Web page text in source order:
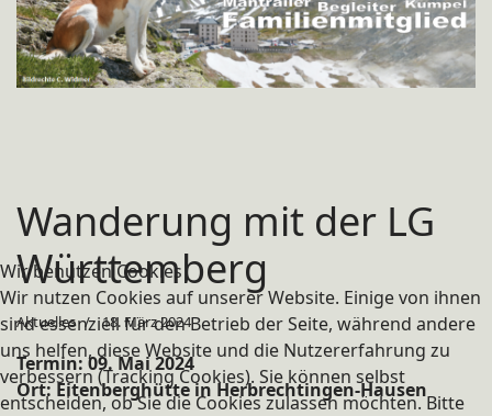
Wanderung mit der LG
Württemberg
Aktuelles 18. März 2024
Termin: 09. Mai 2024
Ort: Eitenberghütte in Herbrechtingen-Hausen
Wir benutzen Cookies
Wir nutzen Cookies auf unserer Website. Einige von ihnen
sind essenziell für den Betrieb der Seite, während andere
uns helfen, diese Website und die Nutzererfahrung zu
verbessern (Tracking Cookies). Sie können selbst
entscheiden, ob Sie die Cookies zulassen möchten. Bitte